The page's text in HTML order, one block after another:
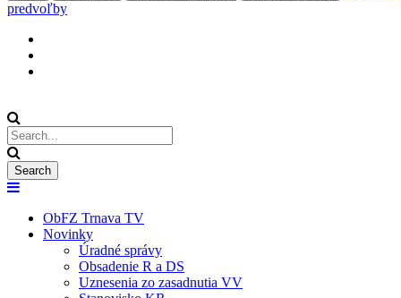
predvoľby
ObFZ Trnava TV
Novinky
Úradné správy
Obsadenie R a DS
Uznesenia zo zasadnutia VV